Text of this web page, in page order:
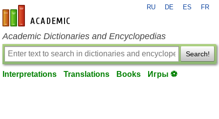
en-academic.com
RU DE ES FR
Academic Dictionaries and Encyclopedias
Search!
Interpretations Translations Books Игры ⚽